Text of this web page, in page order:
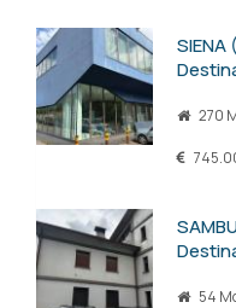
SIENA
270
54